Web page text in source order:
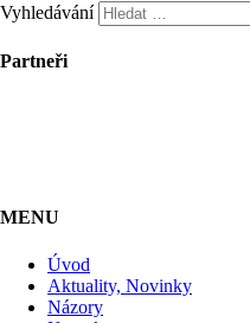
Vyhledávání
Partneři
MENU
Úvod
Aktuality, Novinky
Názory